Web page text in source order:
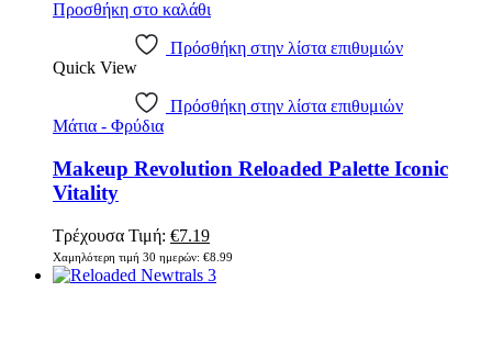
Προσθήκη στο καλάθι
Πρόσθήκη στην λίστα επιθυμιών
Quick View
Πρόσθήκη στην λίστα επιθυμιών
Μάτια - Φρύδια
Makeup Revolution Reloaded Palette Iconic
Vitality
Τρέχουσα Τιμή: Original
price
was:
€7.19Η
τρέχουσα
τιμή
Χαμηλότερη τιμή 30 ημερών: €8.99